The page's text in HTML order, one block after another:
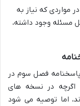
در مواردی که نیاز به
مسئله وجود داشته،
پاسخنامه فصل سوم در
اگرچه در نسخه های
اما توصیه می شود